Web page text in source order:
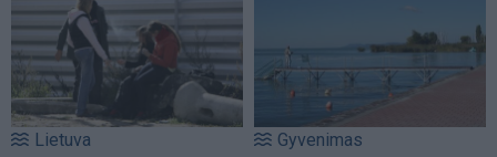
Lietuva Gyvenimas